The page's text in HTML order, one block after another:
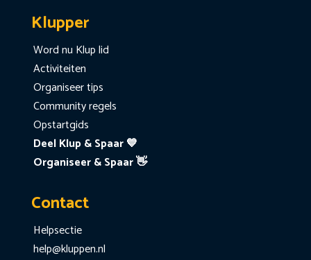
Klupper
Word nu Klup lid
Activiteiten
Organiseer tips
Community regels
Opstartgids
Deel Klup & Spaar 💙
Organiseer & Spaar 👋
Contact
Helpsectie
help@kluppen.nl